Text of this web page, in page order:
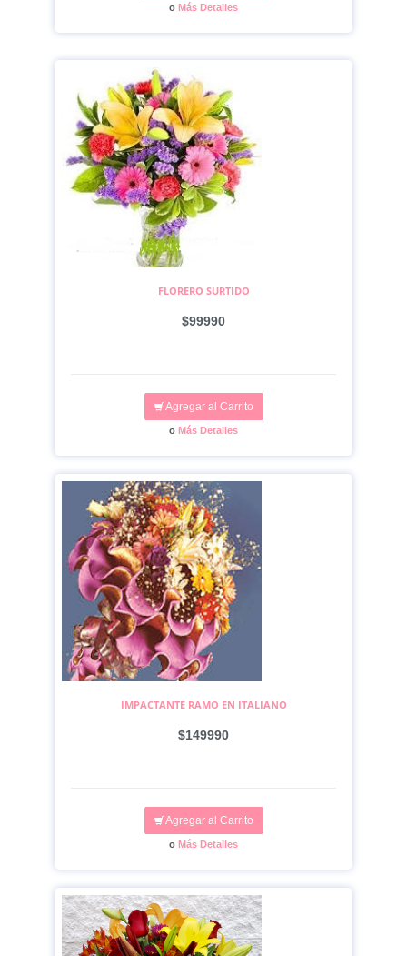
o Más Detalles
FLORERO SURTIDO
$99990
Agregar al Carrito
o Más Detalles
IMPACTANTE RAMO EN ITALIANO
$149990
Agregar al Carrito
o Más Detalles